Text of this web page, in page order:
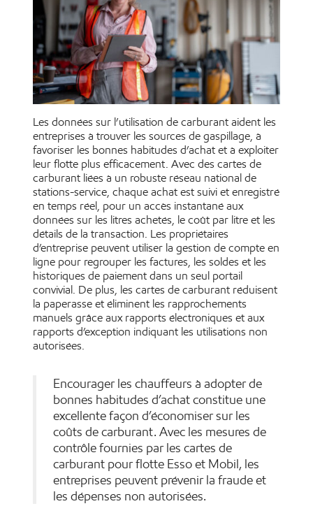
Les données sur l’utilisation de carburant aident les
entreprises à trouver les sources de gaspillage, à
favoriser les bonnes habitudes d’achat et à exploiter
leur flotte plus efficacement. Avec des cartes de
carburant liées à un robuste réseau national de
stations-service, chaque achat est suivi et enregistré
en temps réel, pour un accès instantané aux
données sur les litres achetés, le coût par litre et les
détails de la transaction. Les propriétaires
d’entreprise peuvent utiliser la gestion de compte en
ligne pour regrouper les factures, les soldes et les
historiques de paiement dans un seul portail
convivial. De plus, les cartes de carburant réduisent
la paperasse et éliminent les rapprochements
manuels grâce aux rapports électroniques et aux
rapports d’exception indiquant les utilisations non
autorisées.
Encourager les chauffeurs à adopter de
bonnes habitudes d’achat constitue une
excellente façon d’économiser sur les
coûts de carburant. Avec les mesures de
contrôle fournies par les cartes de
carburant pour flotte Esso et Mobil, les
entreprises peuvent prévenir la fraude et
les dépenses non autorisées.